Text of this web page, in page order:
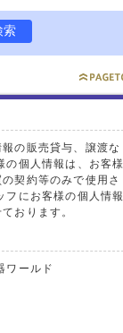
の販売貸与、譲渡な
の個人情報は、お客様
契約等のみで使用さ
フにお客様の個人情報
おります。
ワールド